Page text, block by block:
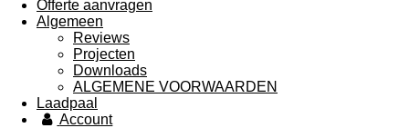
Offerte aanvragen
Algemeen
Reviews
Projecten
Downloads
ALGEMENE VOORWAARDEN
Laadpaal
Account